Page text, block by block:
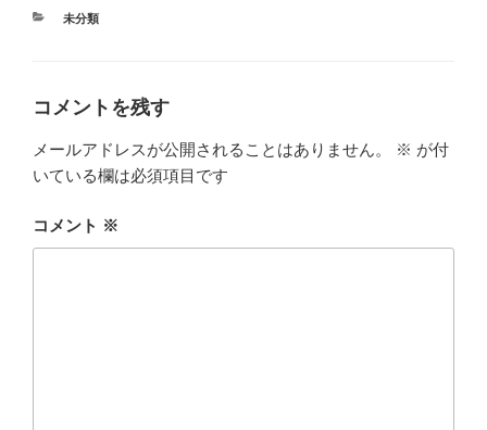
カ
未分類
コメントを残す
メールアドレスが公開されることはありません。 ※ が付
いている欄は必須項目です
コメント ※